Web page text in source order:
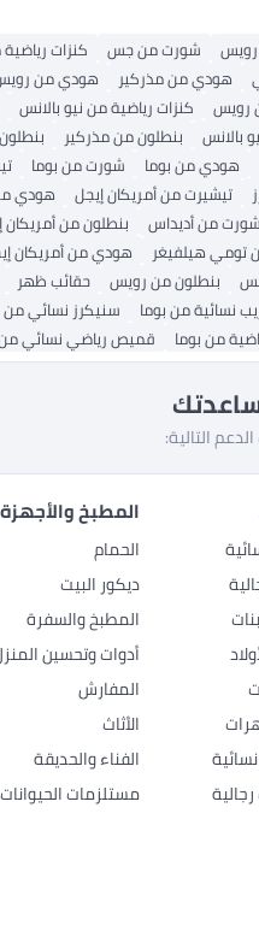
شورت من جس كنزات
هودي من مذركير هودي من
رويس كنزات رياضية من نيو بالانس
بالانس بنطلون من مذركير
هودي من بوما شورت من بوما
تيشيرت من أمريكان إيجل هودي
شورت من أديداس بنطلون من أمريكان
هيلفيغر هودي من أمريكان
بنطلون من رويس حقائب ظهر
نسائية من بوما سنيكرز نسائي من
من بوما قميص رياضي نسائي من
التالية:
المطبخ
الحمام
ديكور البيت
المطبخ والسفرة
أدوات وتحسين
المفارش
الأثاث
الفناء والحديقة
مستلزمات الحيوانات